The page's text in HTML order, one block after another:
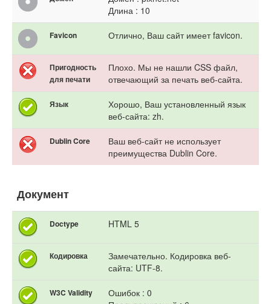
Длина : 10
Favicon Отлично, Ваш сайт имеет favicon.
Пригодность
для печати
Плохо. Мы не нашли CSS файл,
отвечающий за печать веб-сайта.
Язык
Хорошо, Ваш установленный язык
веб-сайта: zh.
Dublin Core
Ваш веб-сайт не использует
преимущества Dublin Core.
Документ
Doctype HTML 5
Кодировка
Замечательно. Кодировка веб-
сайта: UTF-8.
W3C Validity
Ошибок : 0